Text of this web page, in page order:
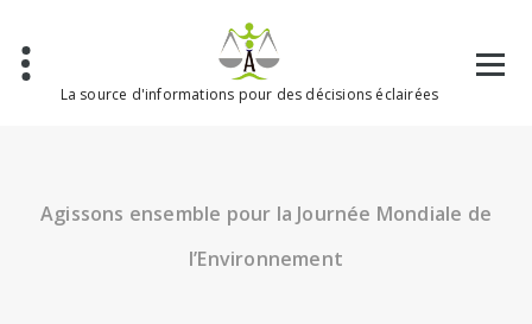
contenu
La source d'informations pour des décisions éclairées
Agissons ensemble pour la Journée Mondiale de
l’Environnement